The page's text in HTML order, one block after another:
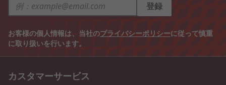
登録
お客様の個人情報は、当社のプライバシーポリシーに従って慎重
に取り扱いを行います。
カスタマーサービス